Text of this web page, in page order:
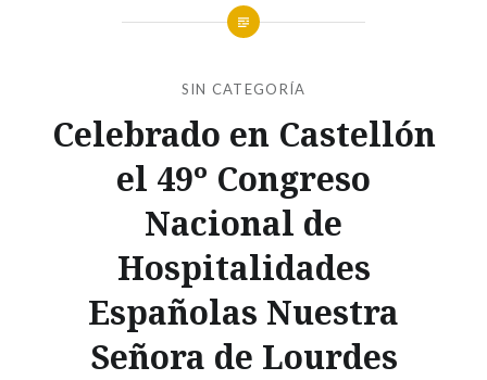
SIN CATEGORÍA
Celebrado en Castellón
el 49º Congreso
Nacional de
Hospitalidades
Españolas Nuestra
Señora de Lourdes